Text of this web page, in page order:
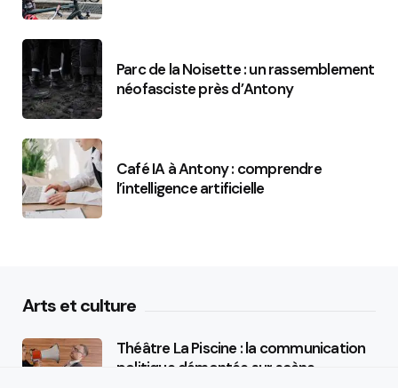
Parc de la Noisette : un rassemblement
néofasciste près d’Antony
Café IA à Antony : comprendre
l’intelligence artificielle
Arts et culture
Théâtre La Piscine : la communication
politique démontée sur scène